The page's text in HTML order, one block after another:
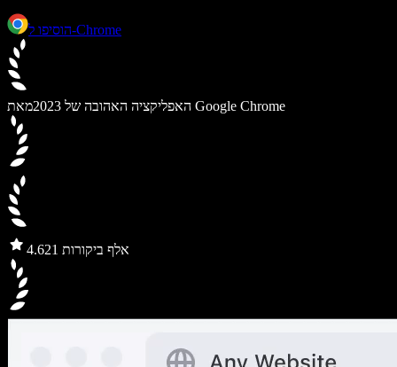
הוסיפו ל-Chrome
האפליקציה האהובה של 2023 מאת Google Chrome
4.6 21 אלף ביקורות